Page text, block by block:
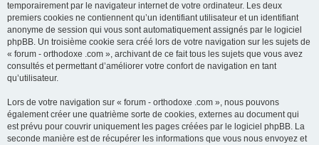
temporairement par le navigateur internet de votre ordinateur. Les deux
premiers cookies ne contiennent qu’un identifiant utilisateur et un identifiant
anonyme de session qui vous sont automatiquement assignés par le logiciel
phpBB. Un troisième cookie sera créé lors de votre navigation sur les sujets de
« forum - orthodoxe .com », archivant de ce fait tous les sujets que vous avez
consultés et permettant d’améliorer votre confort de navigation en tant
qu’utilisateur.
Lors de votre navigation sur « forum - orthodoxe .com », nous pouvons
également créer une quatrième sorte de cookies, externes au document qui
est prévu pour couvrir uniquement les pages créées par le logiciel phpBB. La
seconde manière est de récupérer les informations que vous nous envoyez et